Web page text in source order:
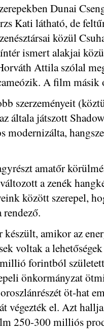
Dunai
Kati látható, de
közül
ismert alakjai
Attila szólal
A film másik
szerzeményeit
általa játszott
amatőr
a zenék
között szerepel,
amikor az
voltak a
forintból
önkormányzat
öt-hat
végezték el. Azt
250-300 milliós